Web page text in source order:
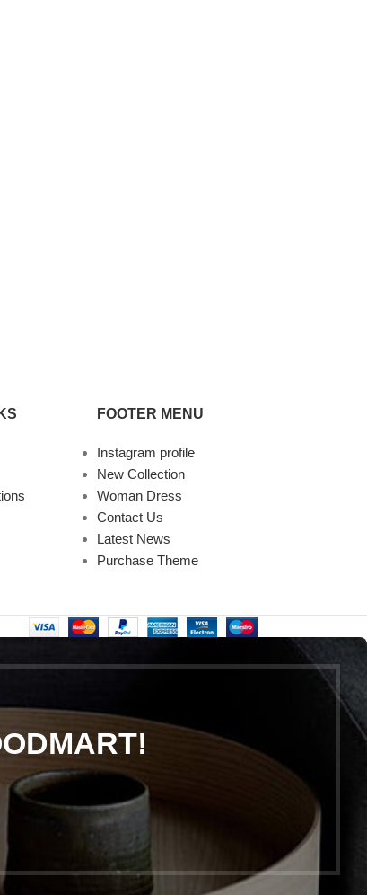
FOOTER MENU
Instagram profile
New Collection
Woman Dress
Contact Us
Latest News
Purchase Theme